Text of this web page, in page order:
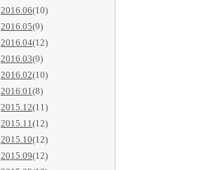
2016.06(10)
2016.05(9)
2016.04(12)
2016.03(9)
2016.02(10)
2016.01(8)
2015.12(11)
2015.11(12)
2015.10(12)
2015.09(12)